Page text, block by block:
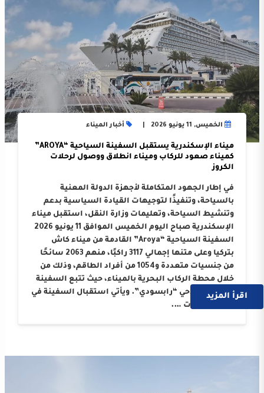
الخميس, 11 يونيو 2026 أخبار الميناء
ميناء الإسكندرية يستقبل السفينة السياحية “AROYA”
كميناء صعود للركاب وميناء انطلاق ووصول لرحلات
الكروز
في إطار الجهود المتكاملة لأجهزة الدولة المعنية
بالسياحة، وتنفيذًا لتوجيهات القيادة السياسية بدعم
وتنشيط السياحة، وتعليمات وزارة النقل، استقبل ميناء
الإسكندرية صباح اليوم الخميس الموافق 11 يونيو 2026
السفينة السياحية “Aroya” القادمة من ميناء كاش
بتركيا وعلى متنها إجمالي 3117 راكبًا، منهم 2063 سائحًا
من جنسيات متعددة و1054 من أفراد الطاقم، وذلك من
خلال محطة الركاب البحرية بالميناء، حيث تتبع السفينة
الوكيل الملاحي “رابسودي”. ويأتي استقبال السفينة في
إطار النجاحات ….
اقرأ المزيد